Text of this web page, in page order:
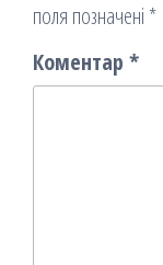
поля позначені *
Коментар *